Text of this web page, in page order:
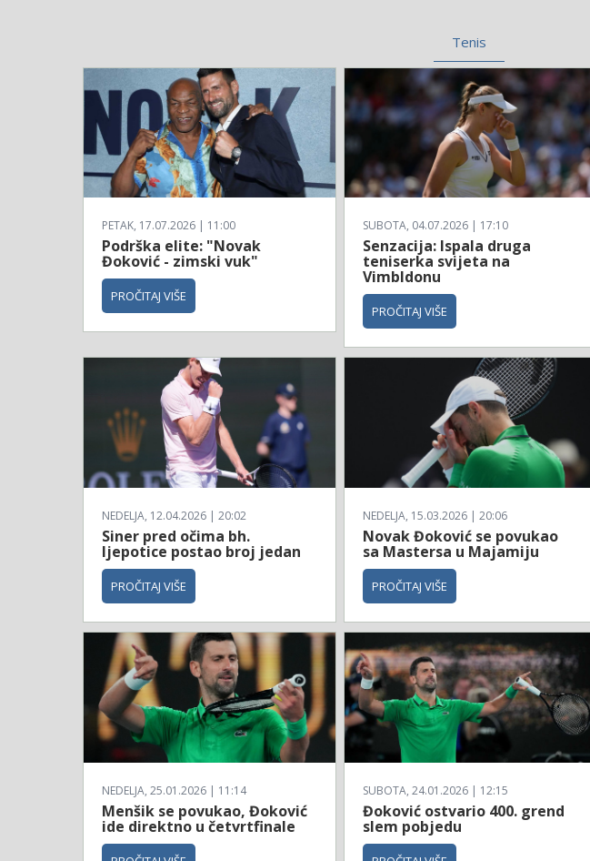
Tenis
PETAK, 17.07.2026 | 11:00
Podrška elite: "Novak
Đoković - zimski vuk"
PROČITAJ VIŠE
SUBOTA, 04.07.2026 | 17:10
Senzacija: Ispala druga
teniserka svijeta na
Vimbldonu
PROČITAJ VIŠE
NEDELJA, 12.04.2026 | 20:02
Siner pred očima bh.
ljepotice postao broj jedan
PROČITAJ VIŠE
NEDELJA, 15.03.2026 | 20:06
Novak Đoković se povukao
sa Mastersa u Majamiju
PROČITAJ VIŠE
NEDELJA, 25.01.2026 | 11:14
Menšik se povukao, Đoković
ide direktno u četvrtfinale
SUBOTA, 24.01.2026 | 12:15
Đoković ostvario 400. grend
slem pobjedu